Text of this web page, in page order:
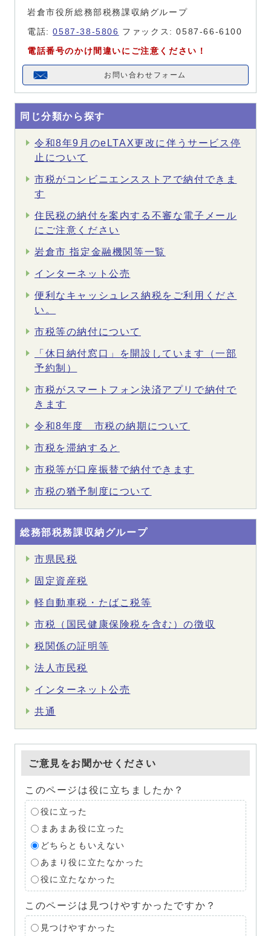
岩倉市役所総務部税務課収納グループ
電話:0587-38-5806 ファックス: 0587-66-6100
電話番号のかけ間違いにご注意ください！
お問い合わせフォーム
同じ分類から探す
令和8年9月のeLTAX更改に伴うサービス停
止について
市税がコンビニエンスストアで納付できま
す
住民税の納付を案内する不審な電子メール
にご注意ください
岩倉市 指定金融機関等一覧
インターネット公売
便利なキャッシュレス納税をご利用くださ
い。
市税等の納付について
「休日納付窓口」を開設しています（一部
予約制）
市税がスマートフォン決済アプリで納付で
きます
令和8年度 市税の納期について
市税を滞納すると
市税等が口座振替で納付できます
市税の猶予制度について
総務部税務課収納グループ
市県民税
固定資産税
軽自動車税・たばこ税等
市税（国民健康保険税を含む）の徴収
税関係の証明等
法人市民税
インターネット公売
共通
ご意見をお聞かせください
このページは役に立ちましたか？
役に立った
まあまあ役に立った
どちらともいえない
あまり役に立たなかった
役に立たなかった
このページは見つけやすかったですか？
見つけやすかった